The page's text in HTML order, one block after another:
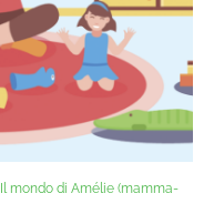
Il mondo di Amélie (mamma-